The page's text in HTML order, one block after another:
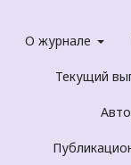
О журнале
Текущий